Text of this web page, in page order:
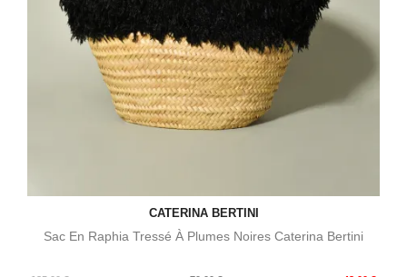
CATERINA BERTINI
Sac En Raphia Tressé À Plumes Noires Caterina Bertini